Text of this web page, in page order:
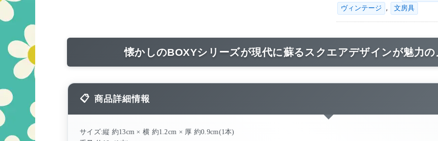
ヴィンテージ , 文房具
懐かしのBOXYシリーズが現代に蘇るスクエアデザインが魅力
商品詳細情報
サイズ:縦 約13cm × 横 約1.2cm × 厚 約0.9cm(1本)